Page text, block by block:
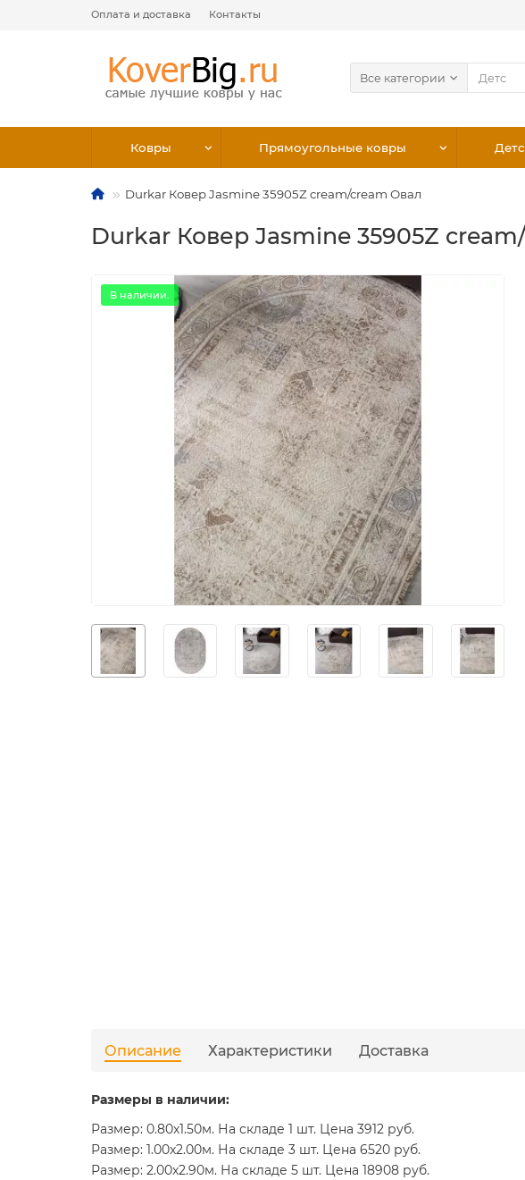
Оплата и доставка Контакты
Все категории
Ковры Прямоугольные ковры
Durkar Ковер Jasmine 35905Z cream/cream Овал
Durkar Ковер Jasmine 35905Z
В наличии.
Описание Характеристики Доставка
Размеры в наличии:
Размер: 0.80x1.50м. На складе 1 шт. Цена 3912 руб.
Размер: 1.00x2.00м. На складе 3 шт. Цена 6520 руб.
Размер: 2.00x2.90м. На складе 5 шт. Цена 18908 руб.